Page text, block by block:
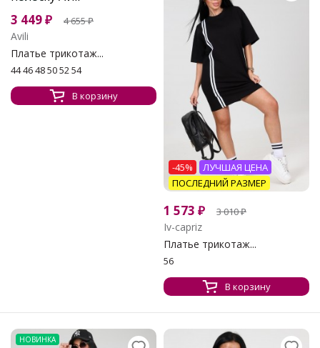
3 449₽ 4 655₽
Avili
Платье трикотаж...
44 46 48 50 52 54
В корзину
-45%
ЛУЧШАЯ ЦЕНА
ПОСЛЕДНИЙ РАЗМЕР
1 573 ₽ 3 010₽
Iv-capriz
Платье трикотаж...
56
В корзину
НОВИНКА